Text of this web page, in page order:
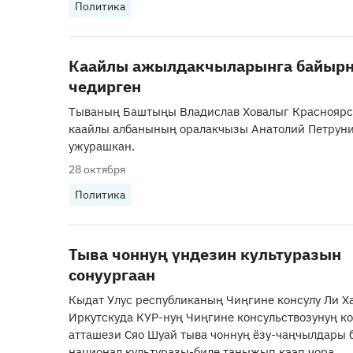
Политика
Каайлы ажылдакчыларынга
чедирген
Тываның Баштыңы Владислав Ховалыг
каайлы албанының оралакчызы Анатолий
ужурашкан.
28 октября
Политика
Тыва чоннуң үндезин культуразын
сонуургаан
Кыдат Улус республиканың Чиңгине консулу Ли
Иркутскуда КУР-нуң Чиңгине консульствозунуң
атташези Сяо Шуай тыва чоннуң ёзу-чаңчылдары